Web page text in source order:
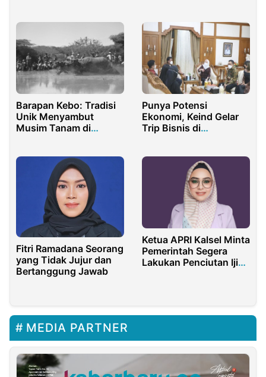
Barapan Kebo: Tradisi
Unik Menyambut
Musim Tanam di
Punya Potensi
Ekonomi, Keind Gelar
Trip Bisnis di
Fitri Ramadana Seorang
yang Tidak Jujur dan
Bertanggung Jawab
Ketua APRI Kalsel Minta
Pemerintah Segera
Lakukan Penciutan Ijin
MEDIA PARTNER